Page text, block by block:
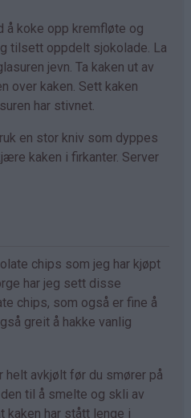
å koke opp kremfløte og
tilsett oppdelt sjokolade. La
jevn. Ta kaken ut av
over kaken. Sett kaken
har stivnet.
en stor kniv som dyppes
kaken i firkanter. Server
chips som jeg har kjøpt
har jeg sett disse
chips, som også er fine å
greit å hakke vanlig
helt avkjølt før du smører på
til å smelte og skli av
kaken har stått lenge i